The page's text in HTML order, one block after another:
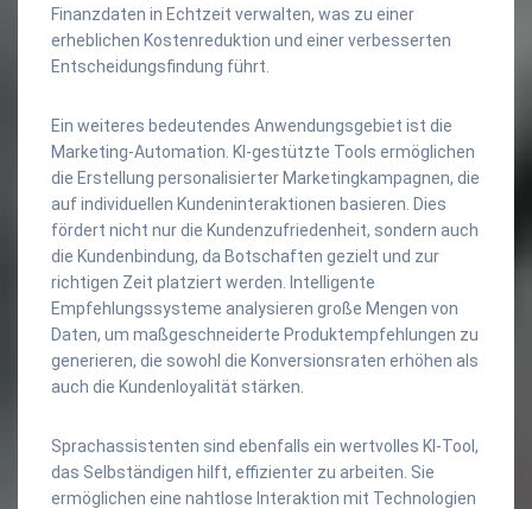
Finanzdaten in Echtzeit verwalten, was zu einer
erheblichen Kostenreduktion und einer verbesserten
Entscheidungsfindung führt.
Ein weiteres bedeutendes Anwendungsgebiet ist die
Marketing-Automation. KI-gestützte Tools ermöglichen
die Erstellung personalisierter Marketingkampagnen, die
auf individuellen Kundeninteraktionen basieren. Dies
fördert nicht nur die Kundenzufriedenheit, sondern auch
die Kundenbindung, da Botschaften gezielt und zur
richtigen Zeit platziert werden. Intelligente
Empfehlungssysteme analysieren große Mengen von
Daten, um maßgeschneiderte Produktempfehlungen zu
generieren, die sowohl die Konversionsraten erhöhen als
auch die Kundenloyalität stärken.
Sprachassistenten sind ebenfalls ein wertvolles KI-Tool,
das Selbständigen hilft, effizienter zu arbeiten. Sie
ermöglichen eine nahtlose Interaktion mit Technologien